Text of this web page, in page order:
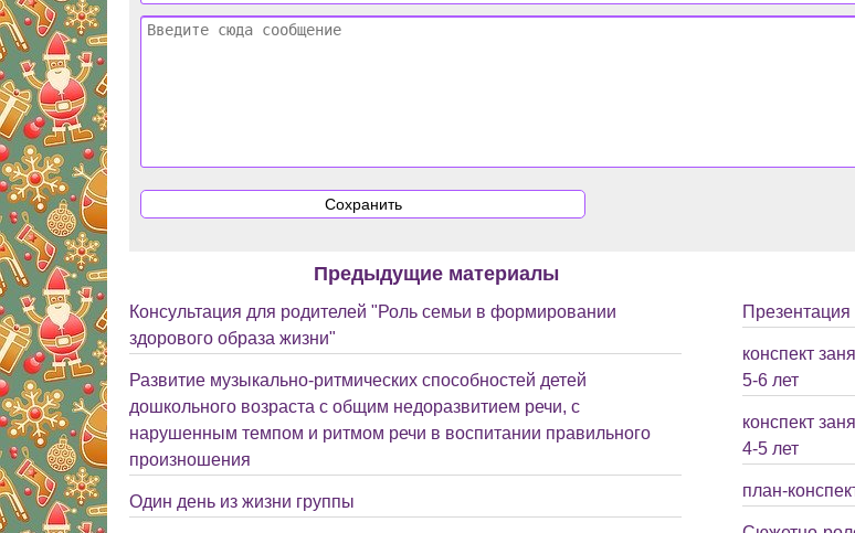
Предыдущие материалы
Консультация для родителей "Роль семьи в формировании
здорового образа жизни"
Развитие музыкально-ритмических способностей детей
дошкольного возраста с общим недоразвитием речи, с
нарушенным темпом и ритмом речи в воспитании правильного
произношения
Один день из жизни группы
Презентация
конспект
5-6 лет
конспект
4-5 лет
план-